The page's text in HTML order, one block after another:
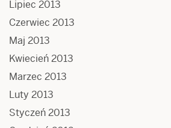
Lipiec 2013
Czerwiec 2013
Maj 2013
Kwiecień 2013
Marzec 2013
Luty 2013
Styczeń 2013